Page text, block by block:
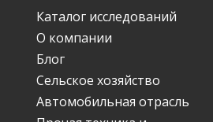
Каталог исследований
О компании
Блог
Сельское хозяйство
Автомобильная отрасль